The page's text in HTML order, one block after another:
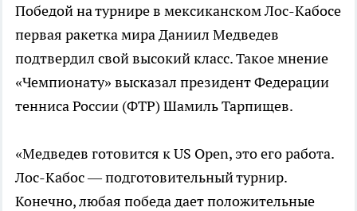
Победой на турнире в мексиканском Лос-Кабосе
первая ракетка мира Даниил Медведев
подтвердил свой высокий класс. Такое мнение
«Чемпионату» высказал президент Федерации
тенниса России (ФТР) Шамиль Тарпищев.
«Медведев готовится к US Open, это его работа.
Лос-Кабос — подготовительный турнир.
Конечно, любая победа дает положительные